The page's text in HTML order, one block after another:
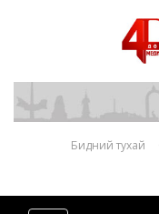
Бидний тухай